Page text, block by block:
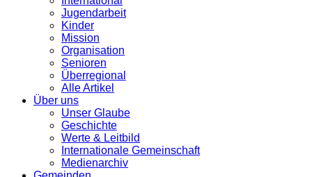
Jugendarbeit
Kinder
Mission
Organisation
Senioren
Überregional
Alle Artikel
Über uns
Unser Glaube
Geschichte
Werte & Leitbild
Internationale Gemeinschaft
Medienarchiv